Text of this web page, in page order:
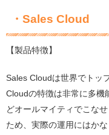
・Sales Cloud
【製品特徴】
Sales Cloudは世界でトッ
Cloudの特徴は非常に多機
どオールマイティでこな
ため、実際の運用にはか